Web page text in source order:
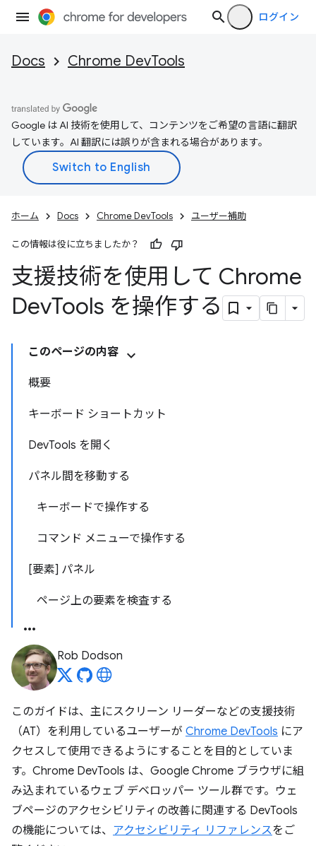
ログイン
Docs Chrome DevTools
Google は AI 技術を使用して、コンテンツをご希望の言語に翻訳
しています。AI 翻訳には誤りが含まれる場合があります。
ホーム Docs Chrome DevTools ユーザー補助
この情報は役に立ちましたか？
支援技術を使用して Chrome
DevTools を操作する
このページの内容
概要
キーボード ショートカット
DevTools を開く
パネル間を移動する
キーボードで操作する
コマンド メニューで操作する
[要素] パネル
ページ上の要素を検査する
Rob Dodson
このガイドは、主にスクリーン リーダーなどの支援技術
（AT）を利用しているユーザーが Chrome DevTools にア
クセスして使用できるようにすることを目的としていま
す。Chrome DevTools は、Google Chrome ブラウザに組
み込まれているウェブ デベロッパー ツール群です。ウェ
ブページのアクセシビリティの改善に関連する DevTools
の機能については、 アクセシビリティ リファレンスをご